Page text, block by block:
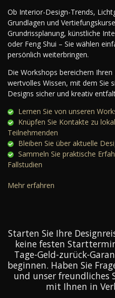
Ob Interior-Design-Trends,
Grundlagen und
Grundrissplanung, künstliche
oder Feng Shui – Sie wählen
persönlich weiterbringen.
Die Workshops bereichern
wertvolles Wissen, mit dem Sie
Designs sicher und kreativ
Lernen Sie von unseren
Knüpfen Sie Kontakte zu
Teilnehmenden
Bleiben Sie über aktuelle
Sammeln Sie praktische
Fallstudien
Mehr erfahren
Starten Sie Ihre
keine festen
Tage-Geld-zurück-
beginnen. Haben Sie
und unser freundliches
mit Ihnen in